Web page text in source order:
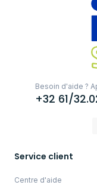
Besoin d'aide ?
+32 61/
Service client
Centre d'aide